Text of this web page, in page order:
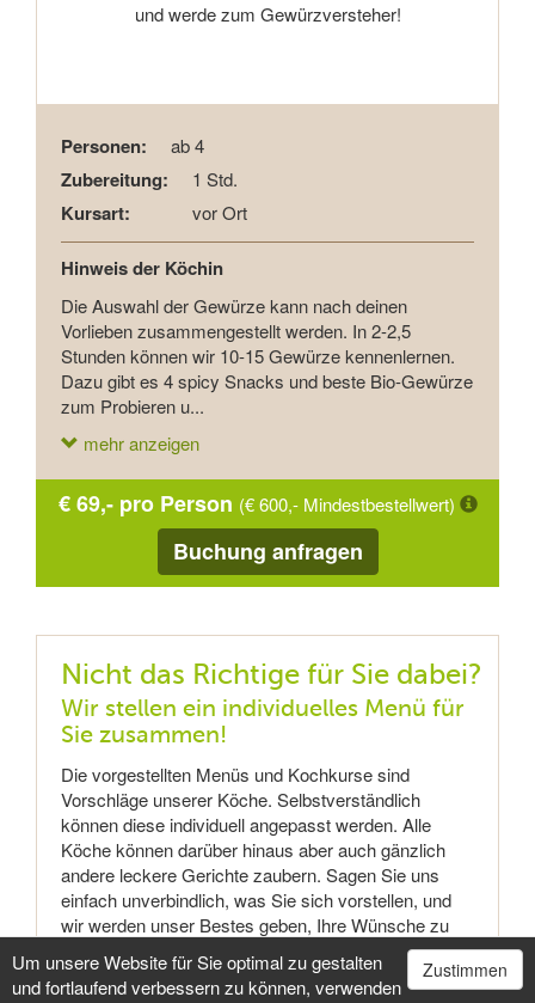
und werde zum Gewürzversteher!
Personen: ab 4
Zubereitung: 1 Std.
Kursart: vor Ort
Hinweis der Köchin
Die Auswahl der Gewürze kann nach deinen
Vorlieben zusammengestellt werden. In 2-2,5
Stunden können wir 10-15 Gewürze kennenlernen.
Dazu gibt es 4 spicy Snacks und beste Bio-Gewürze
zum Probieren u...
mehr anzeigen
€ 69,- pro Person (€ 600,- Mindestbestellwert)
Buchung anfragen
Nicht das Richtige für Sie dabei?
Wir stellen ein individuelles Menü für
Sie zusammen!
Die vorgestellten Menüs und Kochkurse sind
Vorschläge unserer Köche. Selbstverständlich
können diese individuell angepasst werden. Alle
Köche können darüber hinaus aber auch gänzlich
andere leckere Gerichte zaubern. Sagen Sie uns
einfach unverbindlich, was Sie sich vorstellen, und
wir werden unser Bestes geben, Ihre Wünsche zu
Zustimmen
Um unsere Website für Sie optimal zu gestalten
und fortlaufend verbessern zu können, verwenden